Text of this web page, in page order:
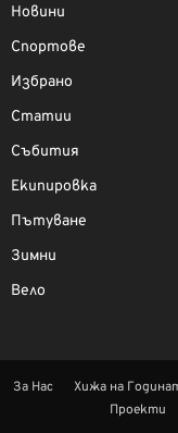
Новини
Спортове
Избрано
Статии
Събития
Екипировка
Пътуване
Зимни
Вело
За Нас Хижа на
Проекти